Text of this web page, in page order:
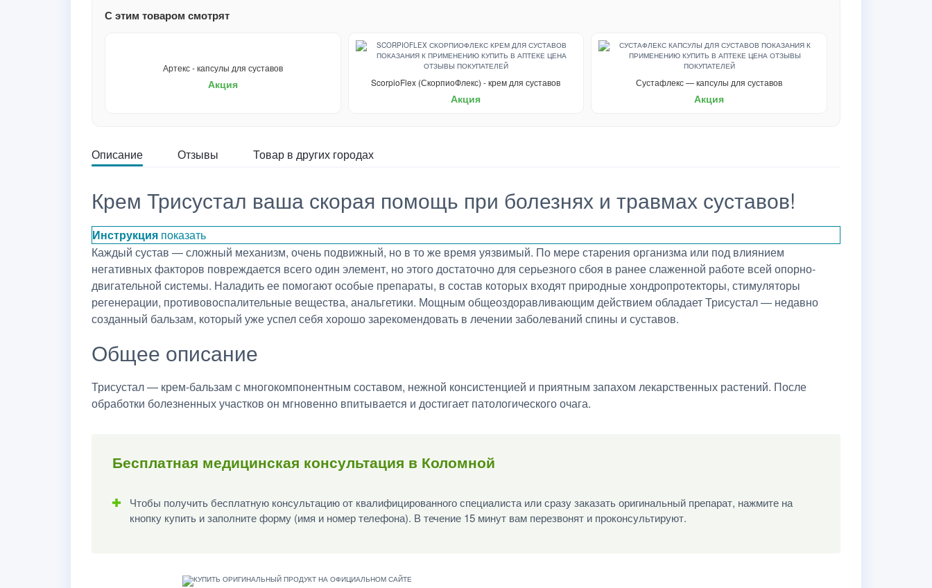
С этим товаром смотрят
Артекс - капсулы для суставов
Акция ScorpioFlex (СкорпиоФлекс) - крем для суставов
Акция
Сустафлекс — капсулы для суставов
Акция
Описание Отзывы Товар в других городах
Крем Трисустал ваша скорая помощь при болезнях и травмах суставов!
Инструкция показать
Каждый сустав — сложный механизм, очень подвижный, но в то же время уязвимый. По мере старения организма или под влиянием
негативных факторов повреждается всего один элемент, но этого достаточно для серьезного сбоя в ранее слаженной работе всей опорно-
двигательной системы. Наладить ее помогают особые препараты, в состав которых входят природные хондропротекторы, стимуляторы
регенерации, противовоспалительные вещества, анальгетики. Мощным общеоздоравливающим действием обладает Трисустал — недавно
созданный бальзам, который уже успел себя хорошо зарекомендовать в лечении заболеваний спины и суставов.
Общее описание
Трисустал — крем-бальзам с многокомпонентным составом, нежной консистенцией и приятным запахом лекарственных растений. После
обработки болезненных участков он мгновенно впитывается и достигает патологического очага.
Бесплатная медицинская консультация в Коломной
Чтобы получить бесплатную консультацию от квалифицированного специалиста или сразу заказать оригинальный препарат, нажмите на
кнопку купить и заполните форму (имя и номер телефона). В течение 15 минут вам перезвонят и проконсультируют.